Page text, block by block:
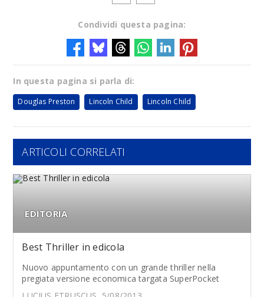
Condividi questa pagina:
In questa pagina si parla di:
Douglas Preston Lincoln Child Lincoln Child
ARTICOLI CORRELATI
EDITORIA
Best Thriller in edicola
Nuovo appuntamento con un grande thriller nella
pregiata versione economica targata SuperPocket